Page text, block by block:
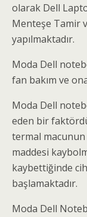
olarak Dell
Menteşe Tamir
yapılmaktadır.
Moda Dell
fan bakım ve
Moda Dell
eden bir
termal macunun
maddesi
kaybettiğinde
başlamaktadır.
Moda Dell